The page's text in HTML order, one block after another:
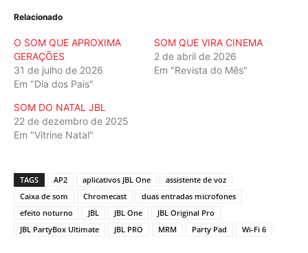
Relacionado
O SOM QUE APROXIMA
GERAÇÕES
31 de julho de 2026
Em "Dia dos Pais"
SOM QUE VIRA CINEMA
2 de abril de 2026
Em "Revista do Mês"
SOM DO NATAL JBL
22 de dezembro de 2025
Em "Vitrine Natal"
TAGS AP2 aplicativos JBL One
assistente de voz
Caixa de som
Chromecast
duas entradas microfones
efeito noturno
JBL JBL One
JBL Original Pro
JBL PartyBox Ultimate
JBL PRO MRM Party Pad Wi-Fi 6